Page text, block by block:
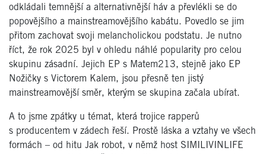
odkládali temnější a alternativnější háv a převlékli se do
popovějšího a mainstreamovějšího kabátu. Povedlo se jim
přitom zachovat svoji melancholickou podstatu. Je nutno
říct, že rok 2025 byl v ohledu náhlé popularity pro celou
skupinu zásadní. Jejich EP s Matem213, stejně jako EP
Nožičky s Victorem Kalem, jsou přesně ten jistý
mainstreamovější směr, kterým se skupina začala ubírat.
A to jsme zpátky u témat, která trojice rapperů
s producentem v zádech řeší. Prostě láska a vztahy ve všech
formách – od hitu Jak robot, v němž host SIMILIVINLIFE